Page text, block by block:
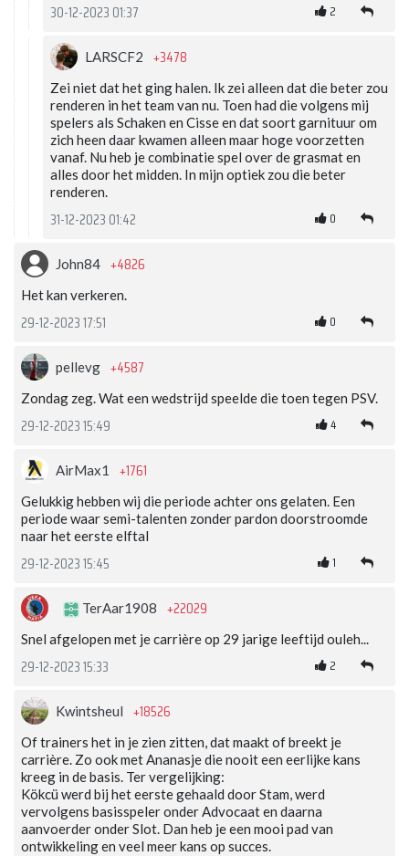
30-12-2023 01:37 2
LARSCF2 +3478
Zei niet dat het ging halen. Ik zei alleen dat die beter zou
renderen in het team van nu. Toen had die volgens mij
spelers als Schaken en Cisse en dat soort garnituur om
zich heen daar kwamen alleen maar hoge voorzetten
vanaf. Nu heb je combinatie spel over de grasmat en
alles door het midden. In mijn optiek zou die beter
renderen.
31-12-2023 01:42 0
John84 +4826
Het kan verkeren.
29-12-2023 17:51 0
pellevg +4587
Zondag zeg. Wat een wedstrijd speelde die toen tegen PSV.
29-12-2023 15:49 4
AirMax1 +1761
Gelukkig hebben wij die periode achter ons gelaten. Een
periode waar semi-talenten zonder pardon doorstroomde
naar het eerste elftal
29-12-2023 15:45 1
TerAar1908 +22029
Snel afgelopen met je carrière op 29 jarige leeftijd ouleh...
29-12-2023 15:33 2
Kwintsheul +18526
Of trainers het in je zien zitten, dat maakt of breekt je
carrière. Zo ook met Ananasje die nooit een eerlijke kans
kreeg in de basis. Ter vergelijking:
Kökcü werd bij het eerste gehaald door Stam, werd
vervolgens basisspeler onder Advocaat en daarna
aanvoerder onder Slot. Dan heb je een mooi pad van
ontwikkeling en veel meer kans op succes.